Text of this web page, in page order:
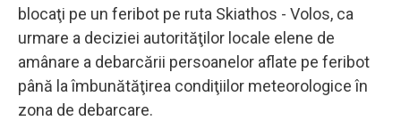
blocaţi pe un feribot pe ruta Skiathos - Volos, ca
urmare a deciziei autorităţilor locale elene de
amânare a debarcării persoanelor aflate pe feribot
până la îmbunătăţirea condiţiilor meteorologice în
zona de debarcare.